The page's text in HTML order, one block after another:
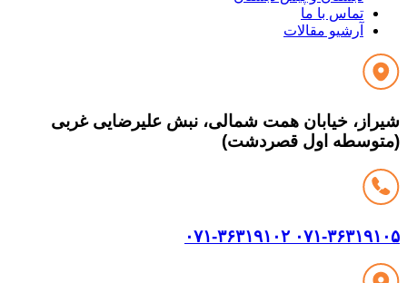
تماس با ما
آرشیو مقالات
خیابان همت شمالی، نبش علیرضایی غربی
اول قصردشت)
۳۶۳۱۹۱۰۵ ۰۷۱-۳۶۳۱۹۱۰۲